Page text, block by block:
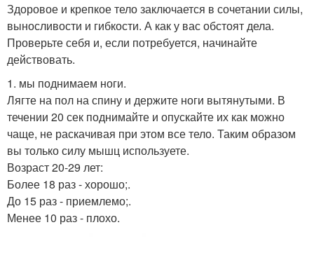
Здоровое и крепкое тело заключается в сочетании силы,
выносливости и гибкости. А как у вас обстоят дела.
Проверьте себя и, если потребуется, начинайте
действовать.
1. мы поднимаем ноги.
Лягте на пол на спину и держите ноги вытянутыми. В
течении 20 сек поднимайте и опускайте их как можно
чаще, не раскачивая при этом все тело. Таким образом
вы только силу мышц используете.
Возраст 20-29 лет:
Более 18 раз - хорошо;.
До 15 раз - приемлемо;.
Менее 10 раз - плохо.